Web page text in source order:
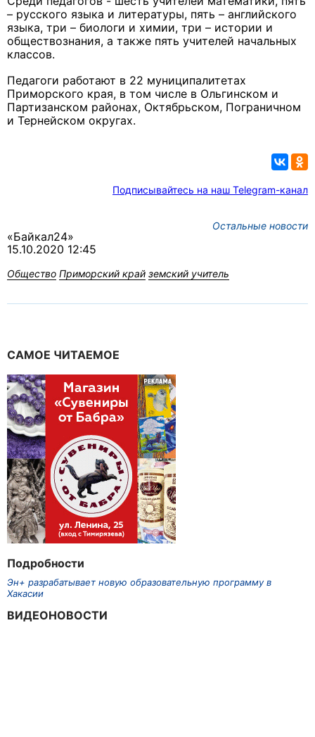
– русского языка и литературы, пять – английского
языка, три – биологи и химии, три – истории и
обществознания, а также пять учителей начальных
классов.
Педагоги работают в 22 муниципалитетах
Приморского края, в том числе в Ольгинском и
Партизанском районах, Октябрьском, Пограничном
и Тернейском округах.
Подписывайтесь на наш Telegram-канал
Остальные новости
«Байкал24»
15.10.2020 12:45
Общество Приморский край земский учитель
САМОЕ ЧИТАЕМОЕ
Подробности
Эн+ разрабатывает новую образовательную программу в
Хакасии
ВИДЕОНОВОСТИ